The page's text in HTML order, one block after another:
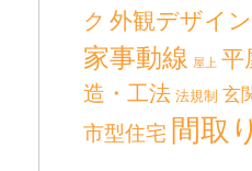
ク 外観デザイン
家事動線 屋上 平
造・工法 法規制 玄
市型住宅 間取り